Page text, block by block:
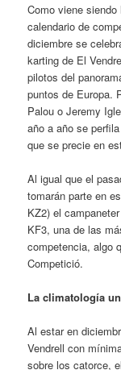
Como viene
calendario de
diciembre se
karting de El
pilotos del
puntos de Europa.
Palou o Jeremy
año a año se
que se precie en
Al igual que el
tomarán parte en
KZ2) el
KF3, una de las
competencia, algo
Competició.
La climatología
Al estar en
Vendrell con
sobre los catorce,